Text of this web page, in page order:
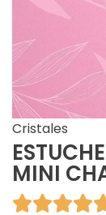
Cristales
MINI
